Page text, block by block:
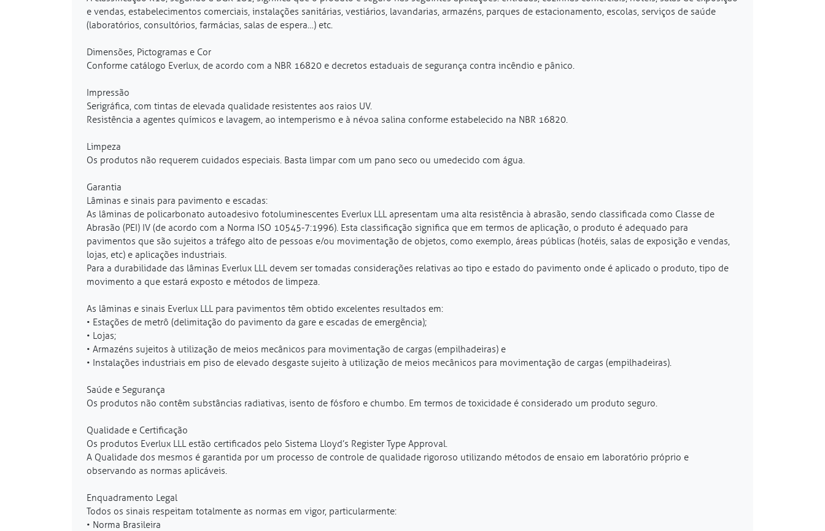
e vendas, estabelecimentos comerciais, instalações sanitárias, vestiários, lavandarias, armazéns, parques de estacionamento, escolas, serviços de saúde
(laboratórios, consultórios, farmácias, salas de espera…) etc.
Dimensões, Pictogramas e Cor
Conforme catálogo Everlux, de acordo com a NBR 16820 e decretos estaduais de segurança contra incêndio e pânico.
Impressão
Serigráfica, com tintas de elevada qualidade resistentes aos raios UV.
Resistência a agentes químicos e lavagem, ao intemperismo e à névoa salina conforme estabelecido na NBR 16820.
Limpeza
Os produtos não requerem cuidados especiais. Basta limpar com um pano seco ou umedecido com água.
Garantia
Lâminas e sinais para pavimento e escadas:
As lâminas de policarbonato autoadesivo fotoluminescentes Everlux LLL apresentam uma alta resistência à abrasão, sendo classificada como Classe de
Abrasão (PEI) IV (de acordo com a Norma ISO 10545-7:1996). Esta classificação significa que em termos de aplicação, o produto é adequado para
pavimentos que são sujeitos a tráfego alto de pessoas e/ou movimentação de objetos, como exemplo, áreas públicas (hotéis, salas de exposição e vendas,
lojas, etc) e aplicações industriais.
Para a durabilidade das lâminas Everlux LLL devem ser tomadas considerações relativas ao tipo e estado do pavimento onde é aplicado o produto, tipo de
movimento a que estará exposto e métodos de limpeza.
As lâminas e sinais Everlux LLL para pavimentos têm obtido excelentes resultados em:
• Estações de metrô (delimitação do pavimento da gare e escadas de emergência);
• Lojas;
• Armazéns sujeitos à utilização de meios mecânicos para movimentação de cargas (empilhadeiras) e
• Instalações industriais em piso de elevado desgaste sujeito à utilização de meios mecânicos para movimentação de cargas (empilhadeiras).
Saúde e Segurança
Os produtos não contêm substâncias radiativas, isento de fósforo e chumbo. Em termos de toxicidade é considerado um produto seguro.
Qualidade e Certificação
Os produtos Everlux LLL estão certificados pelo Sistema Lloyd’s Register Type Approval.
A Qualidade dos mesmos é garantida por um processo de controle de qualidade rigoroso utilizando métodos de ensaio em laboratório próprio e
observando as normas aplicáveis.
Enquadramento Legal
Todos os sinais respeitam totalmente as normas em vigor, particularmente:
• Norma Brasileira